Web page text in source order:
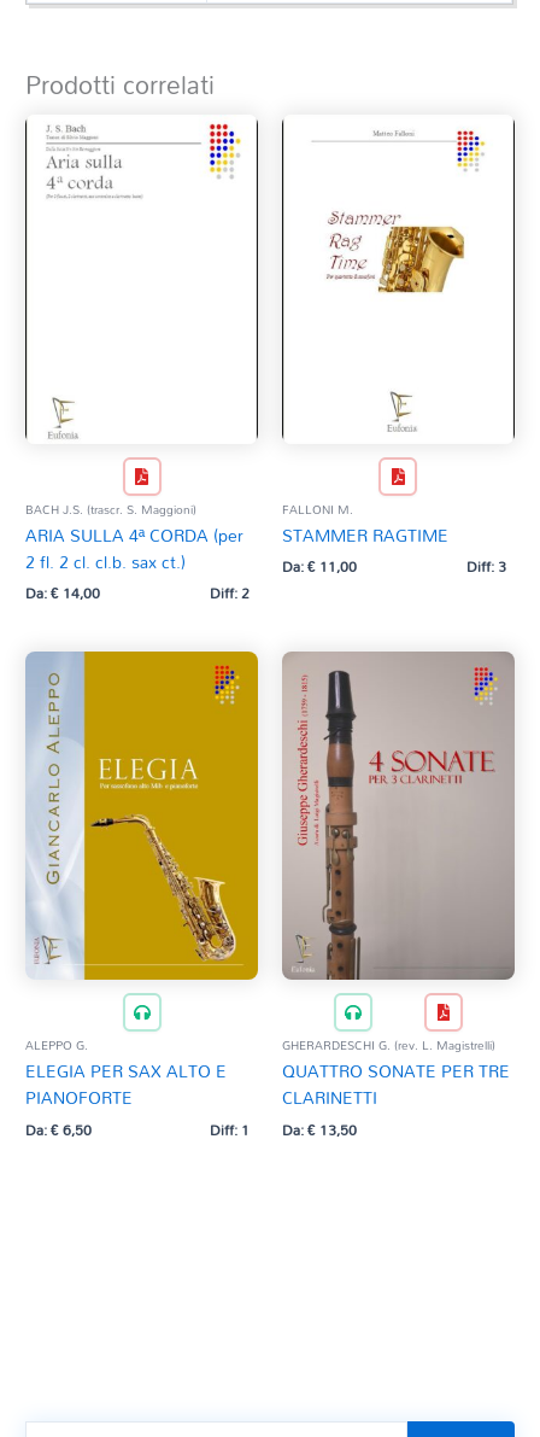
Prodotti correlati
BACH J.S. (trascr. S. Maggioni)
ARIA SULLA 4ª CORDA (per
2 fl. 2 cl. cl.b. sax ct.)
Da:€14,00 Diff: 2
FALLONI M.
STAMMER RAGTIME
Da:€11,00 Diff: 3
ALEPPO G.
ELEGIA PER SAX ALTO E
PIANOFORTE
Da:€6,50 Diff: 1
GHERARDESCHI G. (rev. L. Magistrelli)
QUATTRO SONATE PER TRE
CLARINETTI
Da:€13,50